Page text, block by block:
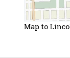
Map to